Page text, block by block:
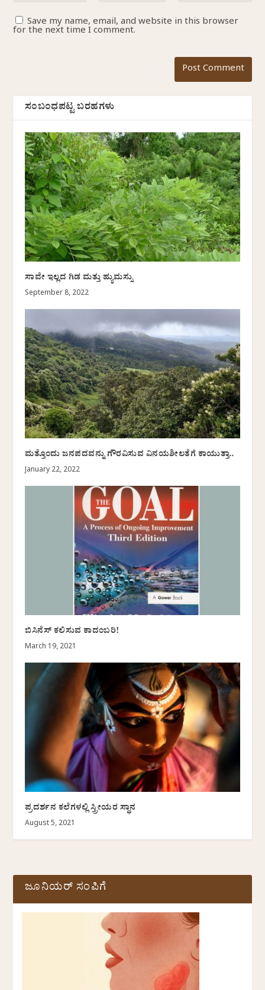
Save my name, email, and website in this browser
for the next time I comment.
ಸಂಬಂಧಪಟ್ಟ ಬರಹಗಳು
ಸಾವೇ ಇಲ್ಲದ ಗಿಡ ಮತ್ತು ಹ್ಯುಮಸ್ಸು
September 8, 2022
ಮತ್ತೊಂದು ಜನಪದವನ್ನು ಗೌರವಿಸುವ ವಿನಯಶೀಲತೆಗೆ ಕಾಯುತ್ತಾ..
January 22, 2022
ಬಿಸಿನೆಸ್ ಕಲಿಸುವ ಕಾದಂಬರಿ!
March 19, 2021
ಪ್ರದರ್ಶನ ಕಲೆಗಳಲ್ಲಿ ಸ್ತ್ರೀಯರ ಸ್ಥಾನ
August 5, 2021
ಜೂನಿಯರ್ ಸಂಪಿಗೆ